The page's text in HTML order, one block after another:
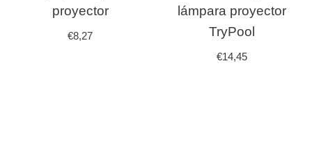
proyector
€8,27
lámpara proyector
TryPool
€14,45